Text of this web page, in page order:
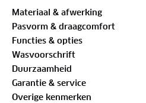
de hele dag fris voelt.
de Earls polo is hoe dan ook
Wanneer draag jij hem?
Bewust onderweg met
100%gerecycled polyester
Materiaal & afwerking
Pasvorm & draagcomfort
Functies & opties
Wasvoorschrift
Duurzaamheid
Garantie & service
Overige kenmerken